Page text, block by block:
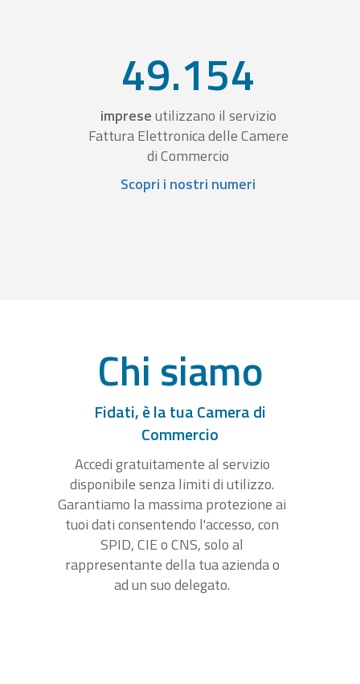
49.154
impreseutilizzano il servizio
Fattura Elettronica delle Camere
di Commercio
Scopri i nostri numeri
Chi siamo
Fidati, è la tua Camera di
Commercio
Accedi gratuitamente al servizio
disponibile senza limiti di utilizzo.
Garantiamo la massima protezione ai
tuoi dati consentendo l'accesso, con
SPID, CIE o CNS, solo al
rappresentante della tua azienda o
ad un suo delegato.